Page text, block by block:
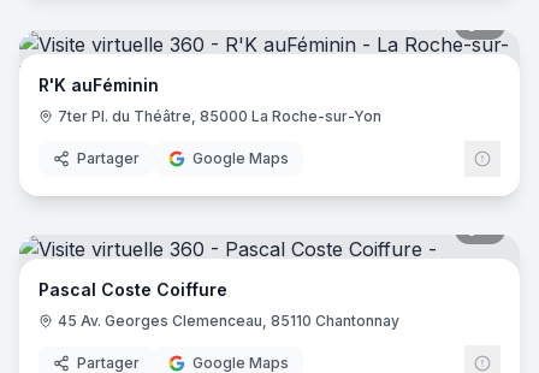
R'K auFéminin
7ter Pl. du Théâtre, 85000 La Roche-sur-Yon
Partager Google Maps
Pascal Coste Coiffure
45 Av. Georges Clemenceau, 85110 Chantonnay
Partager Google Maps